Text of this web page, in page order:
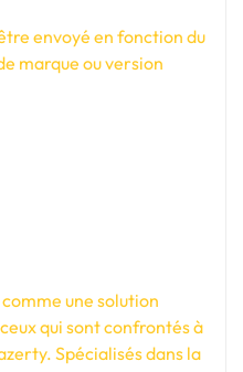
envoyé en fonction du
marque ou version
une solution
qui sont confrontés à
Spécialisés dans la